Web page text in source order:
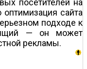
посетителей на
сайта
подходе к
— он может
рекламы.